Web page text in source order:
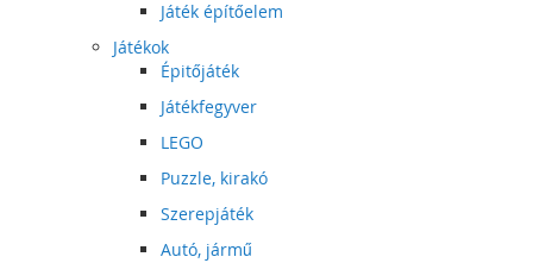
Játék építőelem
Játékok
Épitőjáték
Játékfegyver
LEGO
Puzzle, kirakó
Szerepjáték
Autó, jármű